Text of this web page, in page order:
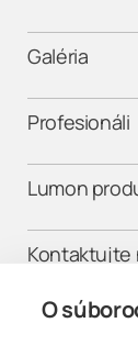
O
Galéria
Profesionáli
Lumon
Kontaktujte